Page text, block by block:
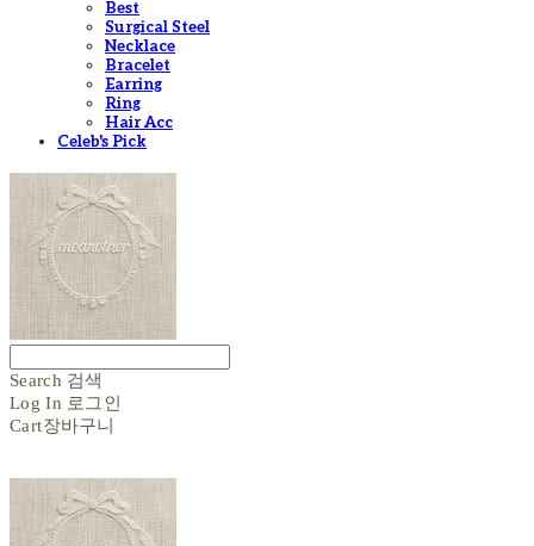
Best
Surgical Steel
Necklace
Bracelet
Earring
Ring
Hair Acc
Celeb's Pick
Search 검색
Log In 로그인
Cart장바구니